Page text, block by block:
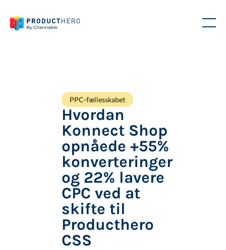
PPC-fællesskabet
Hvordan
Konnect Shop
opnåede +55%
konverteringer
og 22% lavere
CPC ved at
skifte til
Producthero
CSS